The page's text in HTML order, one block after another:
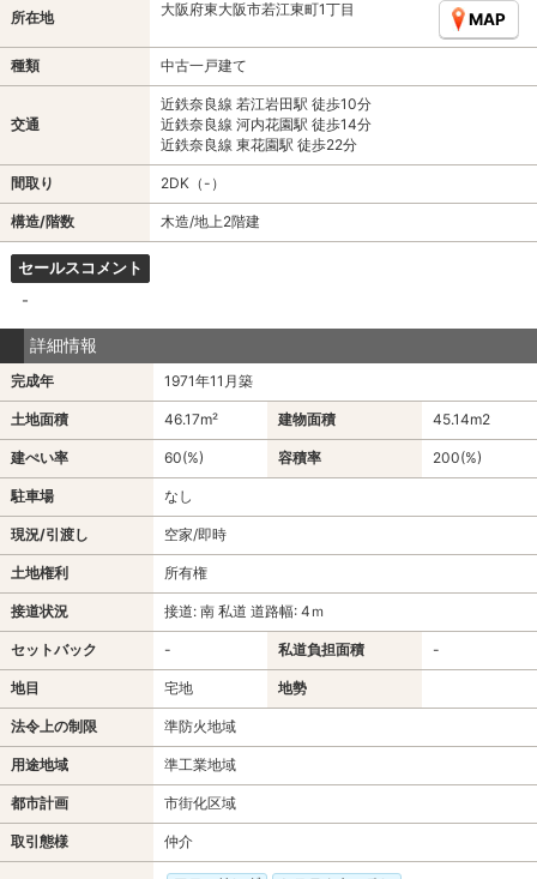
所在地 大阪府東大阪市若江東町1丁目
MAP
種類 中古一戸建て
交通
近鉄奈良線 若江岩田駅 徒歩10分
近鉄奈良線 河内花園駅 徒歩14分
近鉄奈良線 東花園駅 徒歩22分
間取り 2DK（-）
構造/階数 木造/地上2階建
セールスコメント
-
詳細情報
完成年 1971年11月築
土地面積 46.17m² 建物面積 45.14m2
建ぺい率 60(%) 容積率 200(%)
駐車場 なし
現況/引渡し 空家/即時
土地権利 所有権
接道状況 接道: 南 私道 道路幅: 4ｍ
セットバック - 私道負担面積 -
地目 宅地 地勢
法令上の制限 準防火地域
用途地域 準工業地域
都市計画 市街化区域
取引態様 仲介